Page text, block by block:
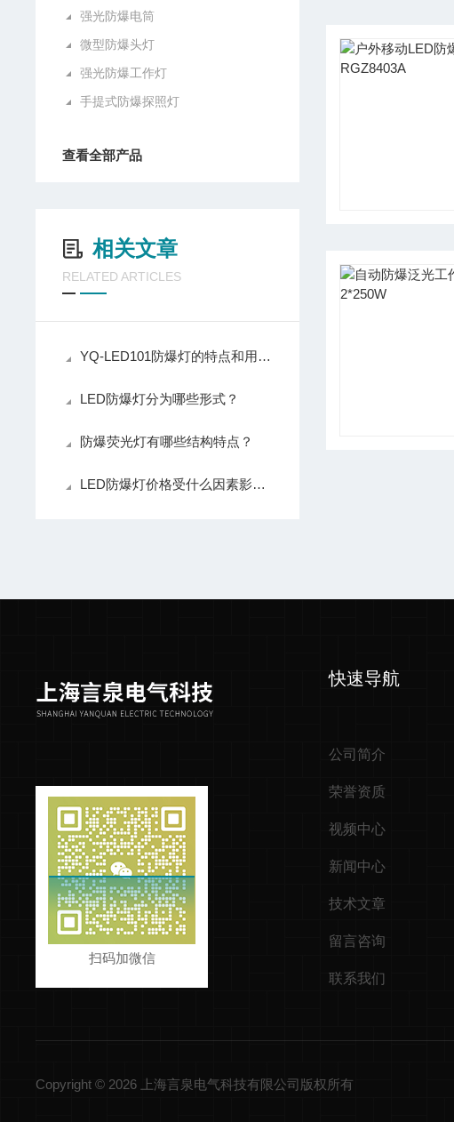
强光防爆电筒
微型防爆头灯
强光防爆工作灯
手提式防爆探照灯
查看全部产品
相关文章
RELATED ARTICLES
YQ-LED101防爆灯的特点和用途是什么？
LED防爆灯分为哪些形式？
防爆荧光灯有哪些结构特点？
LED防爆灯价格受什么因素影响？
扫码加微信
快速导航
公司简介
荣誉资质
视频中心
新闻中心
技术文章
留言咨询
联系我们
Copyright © 2026 上海言泉电气科技有限公司版权所有